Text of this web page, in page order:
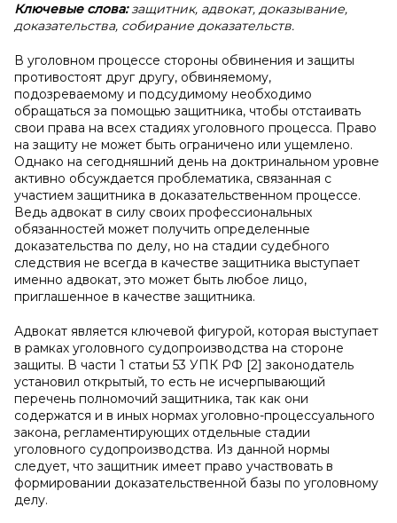
Ключевые слова:защитник, адвокат, доказывание,
доказательства, собирание доказательств.
В уголовном процессе стороны обвинения и защиты
противостоят друг другу, обвиняемому,
подозреваемому и подсудимому необходимо
обращаться за помощью защитника, чтобы отстаивать
свои права на всех стадиях уголовного процесса. Право
на защиту не может быть ограничено или ущемлено.
Однако на сегодняшний день на доктринальном уровне
активно обсуждается проблематика, связанная с
участием защитника в доказательственном процессе.
Ведь адвокат в силу своих профессиональных
обязанностей может получить определенные
доказательства по делу, но на стадии судебного
следствия не всегда в качестве защитника выступает
именно адвокат, это может быть любое лицо,
приглашенное в качестве защитника.
Адвокат является ключевой фигурой, которая выступает
в рамках уголовного судопроизводства на стороне
защиты. В части 1 статьи 53 УПК РФ [2] законодатель
установил открытый, то есть не исчерпывающий
перечень полномочий защитника, так как они
содержатся и в иных нормах уголовно-процессуального
закона, регламентирующих отдельные стадии
уголовного судопроизводства. Из данной нормы
следует, что защитник имеет право участвовать в
формировании доказательственной базы по уголовному
делу.